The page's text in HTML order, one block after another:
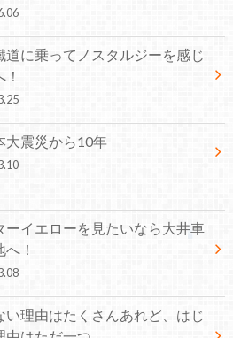
道に乗ってノスタルジーを感じ
大震災から10年
ーイエローを見たいなら大井車
！
い理由はたくさんあれど、はじ